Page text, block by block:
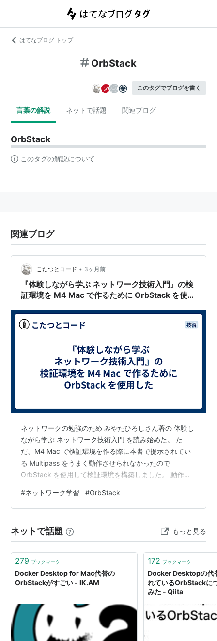
はてなブログ トップ
OrbStack
このタグでブログを書く
言葉の解説 ネットで話題 関連ブログ
OrbStack
このタグの解説について
関連ブログ
こたつとコード • 3ヶ月前
『体験しながら学ぶ ネットワーク技術入門』の検
証環境を M4 Mac で作るために OrbStack を使用
ネットワークの勉強のため みやたひろしさん著の 体験し
ながら学ぶ ネットワーク技術入門 を読み始めた。 た
だ、M4 Mac で検証環境を作る際に本書で提示されてい
る Multipass をうまく動作させられなかったので
OrbStack を使用して検証環境を構築しました。 動作環
Sequoia 15.3.1 multipass 1.16.2+mac Apple M4 で
Multipass が動かない 本の環境構築手順では Multipass
multipass…
#ネットワーク学習 #OrbStack
ネットで話題 もっと見る
279 ブックマーク
Docker Desktop for Mac代替の
OrbStackがすごい - IK.AM
172 ブックマーク
Docker Desktopの代
れているOrbStackに
みた - Qiita